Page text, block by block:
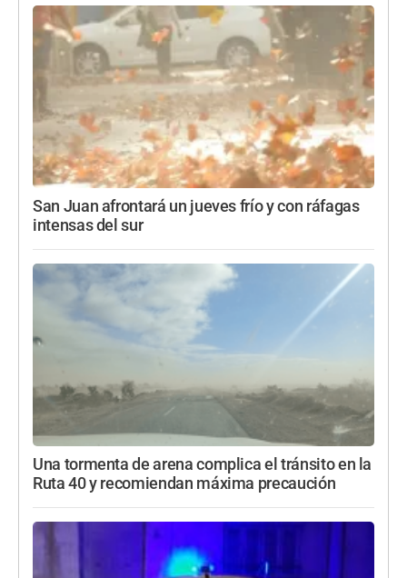
San Juan afrontará un jueves frío y con ráfagas
intensas del sur
Una tormenta de arena complica el tránsito en la
Ruta 40 y recomiendan máxima precaución